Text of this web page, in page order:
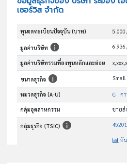
เซอร์วิส จำกัด
ทุนจดทะเบียนปัจจุบัน (บาท)
มูลค่าบริษัท
มูลค่าบริษัทรวมที่ลงทุนหลักและย่อย
ขนาดธุรกิจ Small
หมวดธุรกิจ (A-U)
กลุ่มอุตสาหกรรม ขายส่ง
กลุ่มธุรกิจ (TSIC)
อั